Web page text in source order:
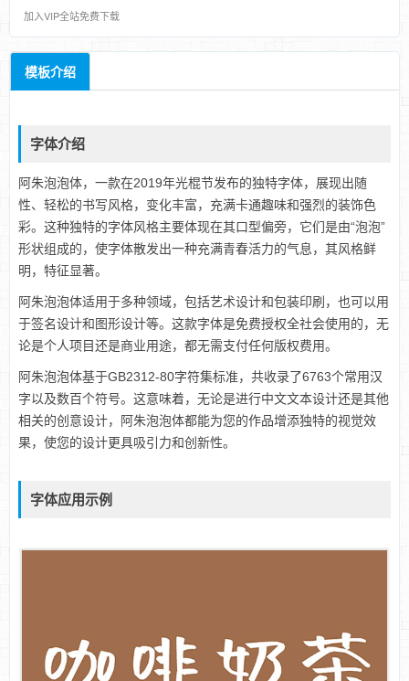
加入VIP全站免费下载
模板介绍
字体介绍
阿朱泡泡体，一款在2019年光棍节发布的独特字体，展现出随
性、轻松的书写风格，变化丰富，充满卡通趣味和强烈的装饰色
彩。这种独特的字体风格主要体现在其口型偏旁，它们是由“泡泡”
形状组成的，使字体散发出一种充满青春活力的气息，其风格鲜
明，特征显著。
阿朱泡泡体适用于多种领域，包括艺术设计和包装印刷，也可以用
于签名设计和图形设计等。这款字体是免费授权全社会使用的，无
论是个人项目还是商业用途，都无需支付任何版权费用。
阿朱泡泡体基于GB2312-80字符集标准，共收录了6763个常用汉
字以及数百个符号。这意味着，无论是进行中文文本设计还是其他
相关的创意设计，阿朱泡泡体都能为您的作品增添独特的视觉效
果，使您的设计更具吸引力和创新性。
字体应用示例